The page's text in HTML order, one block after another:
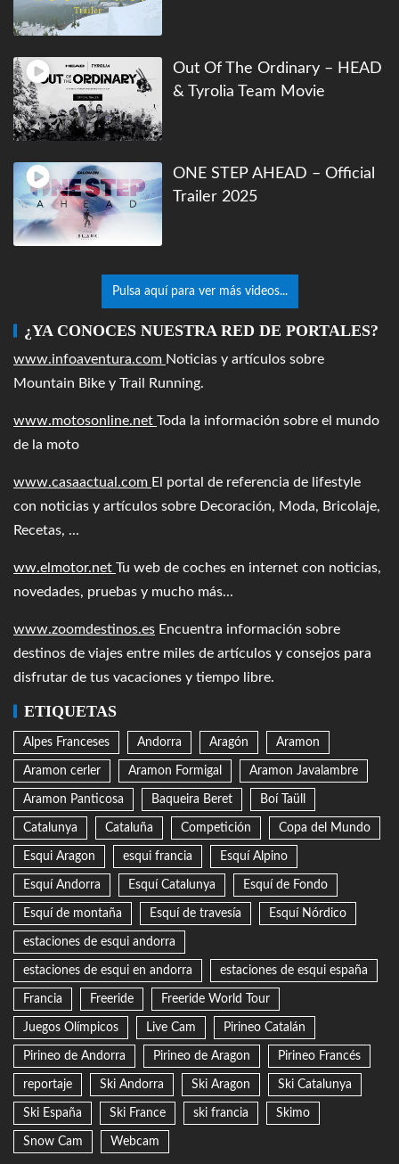
Out Of The Ordinary – HEAD
& Tyrolia Team Movie
ONE STEP AHEAD – Official
Trailer 2025
Pulsa aquí para ver más videos...
¿YA CONOCES NUESTRA RED DE PORTALES?
www.infoaventura.com Noticias y artículos sobre
Mountain Bike y Trail Running.
www.motosonline.net Toda la información sobre el mundo
de la moto
www.casaactual.com El portal de referencia de lifestyle
con noticias y artículos sobre Decoración, Moda, Bricolaje,
Recetas, ...
ww.elmotor.net Tu web de coches en internet con noticias,
novedades, pruebas y mucho más...
www.zoomdestinos.es Encuentra información sobre
destinos de viajes entre miles de artículos y consejos para
disfrutar de tus vacaciones y tiempo libre.
ETIQUETAS
Alpes Franceses Andorra Aragón Aramon
Aramon cerler Aramon Formigal Aramon Javalambre
Aramon Panticosa Baqueira Beret Boí Taüll
Catalunya Cataluña Competición Copa del Mundo
Esqui Aragon esqui francia Esquí Alpino
Esquí Andorra Esquí Catalunya Esquí de Fondo
Esquí de montaña Esquí de travesía Esquí Nórdico
estaciones de esqui andorra
estaciones de esqui en andorra estaciones de esqui españa
Francia Freeride Freeride World Tour
Juegos Olímpicos Live Cam Pirineo Catalán
Pirineo de Andorra Pirineo de Aragon Pirineo Francés
reportaje Ski Andorra Ski Aragon Ski Catalunya
Ski España Ski France ski francia Skimo
Snow Cam Webcam